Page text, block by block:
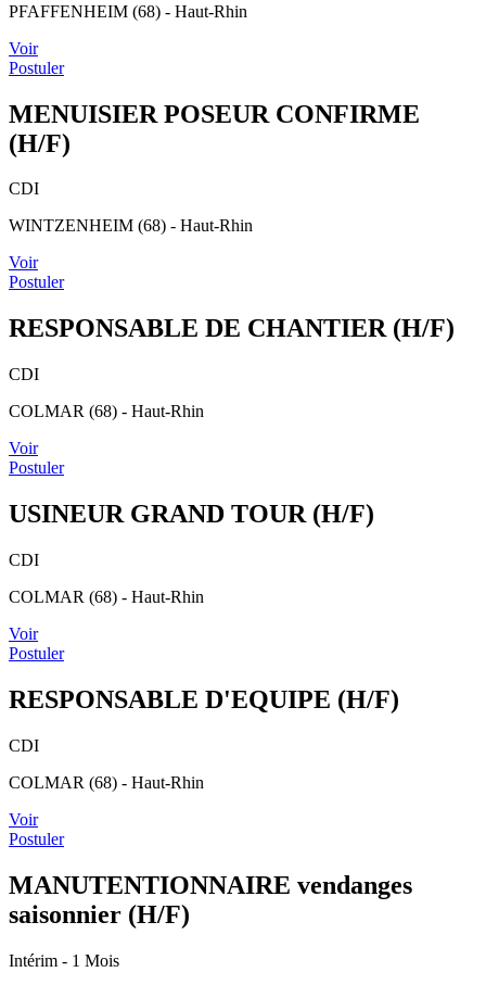
PFAFFENHEIM (68) - Haut-Rhin
Voir
Postuler
MENUISIER POSEUR CONFIRME
(H/F)
CDI
WINTZENHEIM (68) - Haut-Rhin
Voir
Postuler
RESPONSABLE DE CHANTIER (H/F)
CDI
COLMAR (68) - Haut-Rhin
Voir
Postuler
USINEUR GRAND TOUR (H/F)
CDI
COLMAR (68) - Haut-Rhin
Voir
Postuler
RESPONSABLE D'EQUIPE (H/F)
CDI
COLMAR (68) - Haut-Rhin
Voir
Postuler
MANUTENTIONNAIRE vendanges
saisonnier (H/F)
Intérim - 1 Mois